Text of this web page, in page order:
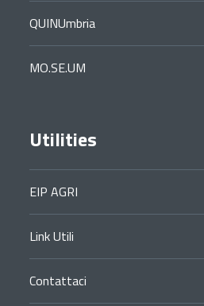
QUINUmbria
MO.SE.UM
Utilities
EIP AGRI
Link Utili
Contattaci